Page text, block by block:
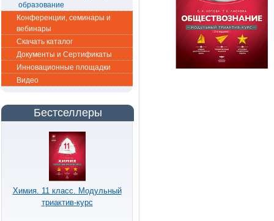
образование
Конференции, семинары и
вебинары
Скачать каталог
Документы и Сертификаты
Инновационные площадки
Видео
Бестселлеры
Химия. 11 класс. Модульный
триактив-курс